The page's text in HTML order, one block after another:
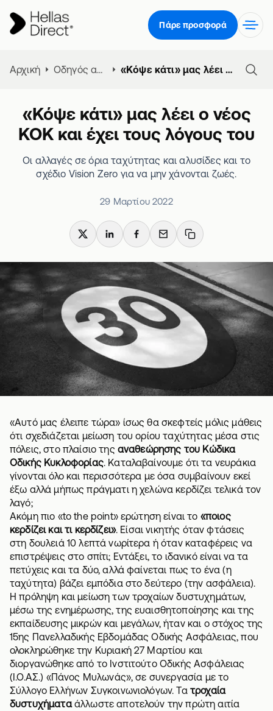
Πάρε προσφορά
Αρχική Οδηγός ασφάλειας αυτοκινήτου «Κόψε κάτι» μας λέει ο νέος ΚΟΚ και έχει τους λόγους του
«Κόψε κάτι» μας λέει ο νέος
ΚΟΚ και έχει τους λόγους του
Οι αλλαγές σε όρια ταχύτητας και αλυσίδες και το
σχέδιο Vision Zero για να μην χάνονται ζωές.
29 Μαρτίου 2022
X LinkedInFacebook
Email Copy link
«Αυτό μας έλειπε τώρα» ίσως θα σκεφτείς μόλις μάθεις
ότι σχεδιάζεται μείωση του ορίου ταχύτητας μέσα στις
πόλεις, στο πλαίσιο της αναθεώρησης του Κώδικα
Οδικής Κυκλοφορίας. Καταλαβαίνουμε ότι τα νευράκια
γίνονται όλο και περισσότερα με όσα συμβαίνουν εκεί
έξω αλλά μήπως πράγματι η χελώνα κερδίζει τελικά τον
λαγό;
Ακόμη πιο «to the point» ερώτηση είναι το «ποιος
κερδίζει και τι κερδίζει». Είσαι νικητής όταν φτάσεις
στη δουλειά 10 λεπτά νωρίτερα ή όταν καταφέρεις να
επιστρέψεις στο σπίτι; Εντάξει, το ιδανικό είναι να τα
πετύχεις και τα δύο, αλλά φαίνεται πως το ένα (η
ταχύτητα) βάζει εμπόδια στο δεύτερο (την ασφάλεια).
Η πρόληψη και μείωση των τροχαίων δυστυχημάτων,
μέσω της ενημέρωσης, της ευαισθητοποίησης και της
εκπαίδευσης μικρών και μεγάλων, ήταν και ο στόχος της
15ης Πανελλαδικής Εβδομάδας Οδικής Ασφάλειας, που
ολοκληρώθηκε την Κυριακή 27 Μαρτίου και
διοργανώθηκε από το Ινστιτούτο Οδικής Ασφάλειας
(Ι.Ο.ΑΣ.) «Πάνος Μυλωνάς», σε συνεργασία με το
Σύλλογο Ελλήνων Συγκοινωνιολόγων. Τα τροχαία
δυστυχήματαάλλωστε αποτελούν την πρώτη αιτία